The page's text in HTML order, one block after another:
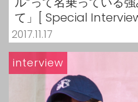
て」[ Special
2017.11.17
interview